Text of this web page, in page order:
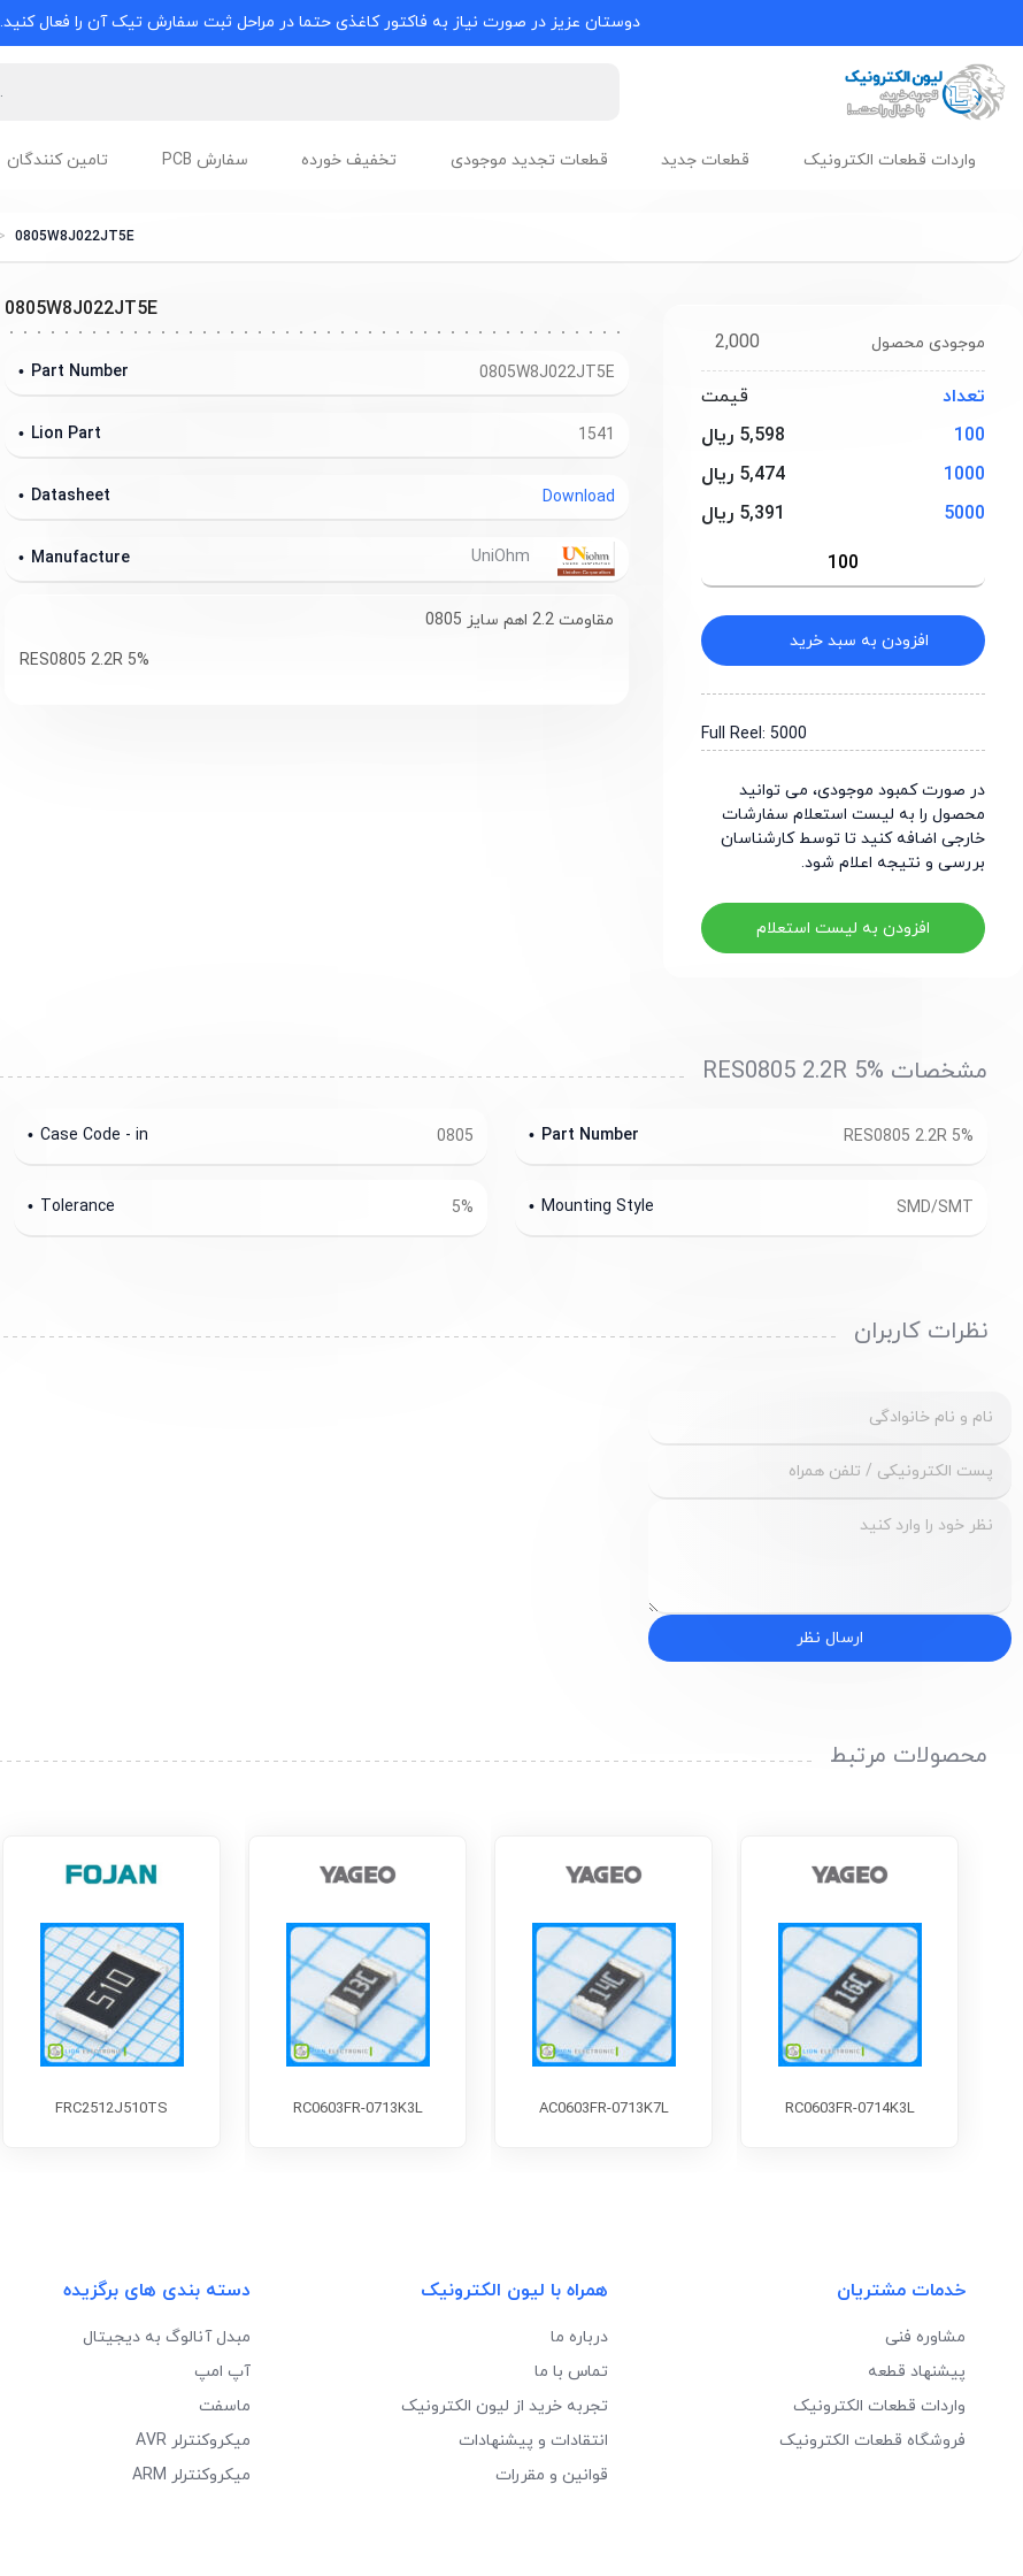
دوستان عزیز در صورت نیاز به فاکتور کاغذی حتما در مراحل ثبت سفارش تیک آن را فعال کنید.
واردات قطعات الکترونیک قطعات جدید قطعات تجدید موجودی تخفیف خورده سفارش PCB تامین کنندگان
0805W8J022JT5E
2,000 موجودی محصول
تعداد
قیمت
100
5,598 ریال
1000
5,474 ریال
5000
5,391 ریال
افزودن به سبد خرید
Full Reel: 5000
در صورت کمبود موجودی، می توانید
محصول را به لیست استعلام سفارشات
خارجی اضافه کنید تا توسط کارشناسان
بررسی و نتیجه اعلام شود.
افزودن به لیست استعلام
0805W8J022JT5E
0805W8J022JT5E
Part Number
1541
Lion Part
Download
Datasheet
Manufacture
مقاومت 2.2 اهم سایز 0805
RES0805 2.2R 5%
مشخصات RES0805 2.2R 5%
RES0805 2.2R 5%
Part Number
0805
Case Code - in
SMD/SMT
Mounting Style
5%
Tolerance
نظرات کاربران
ارسال نظر
محصولات مرتبط
RC0603FR-0714K3L
AC0603FR-0713K7L
RC0603FR-0713K3L
FRC2512J510TS
خدمات مشتریان
مشاوره فنی
پیشنهاد قطعه
واردات قطعات الکترونیک
فروشگاه قطعات الکترونیک
همراه با لیون الکترونیک
درباره ما
تماس با ما
تجربه خرید از لیون الکترونیک
انتقادات و پیشنهادات
قوانین و مقررات
دسته بندی های برگزیده
مبدل آنالوگ به دیجیتال
آپ امپ
ماسفت
میکروکنترلر AVR
میکروکنترلر ARM